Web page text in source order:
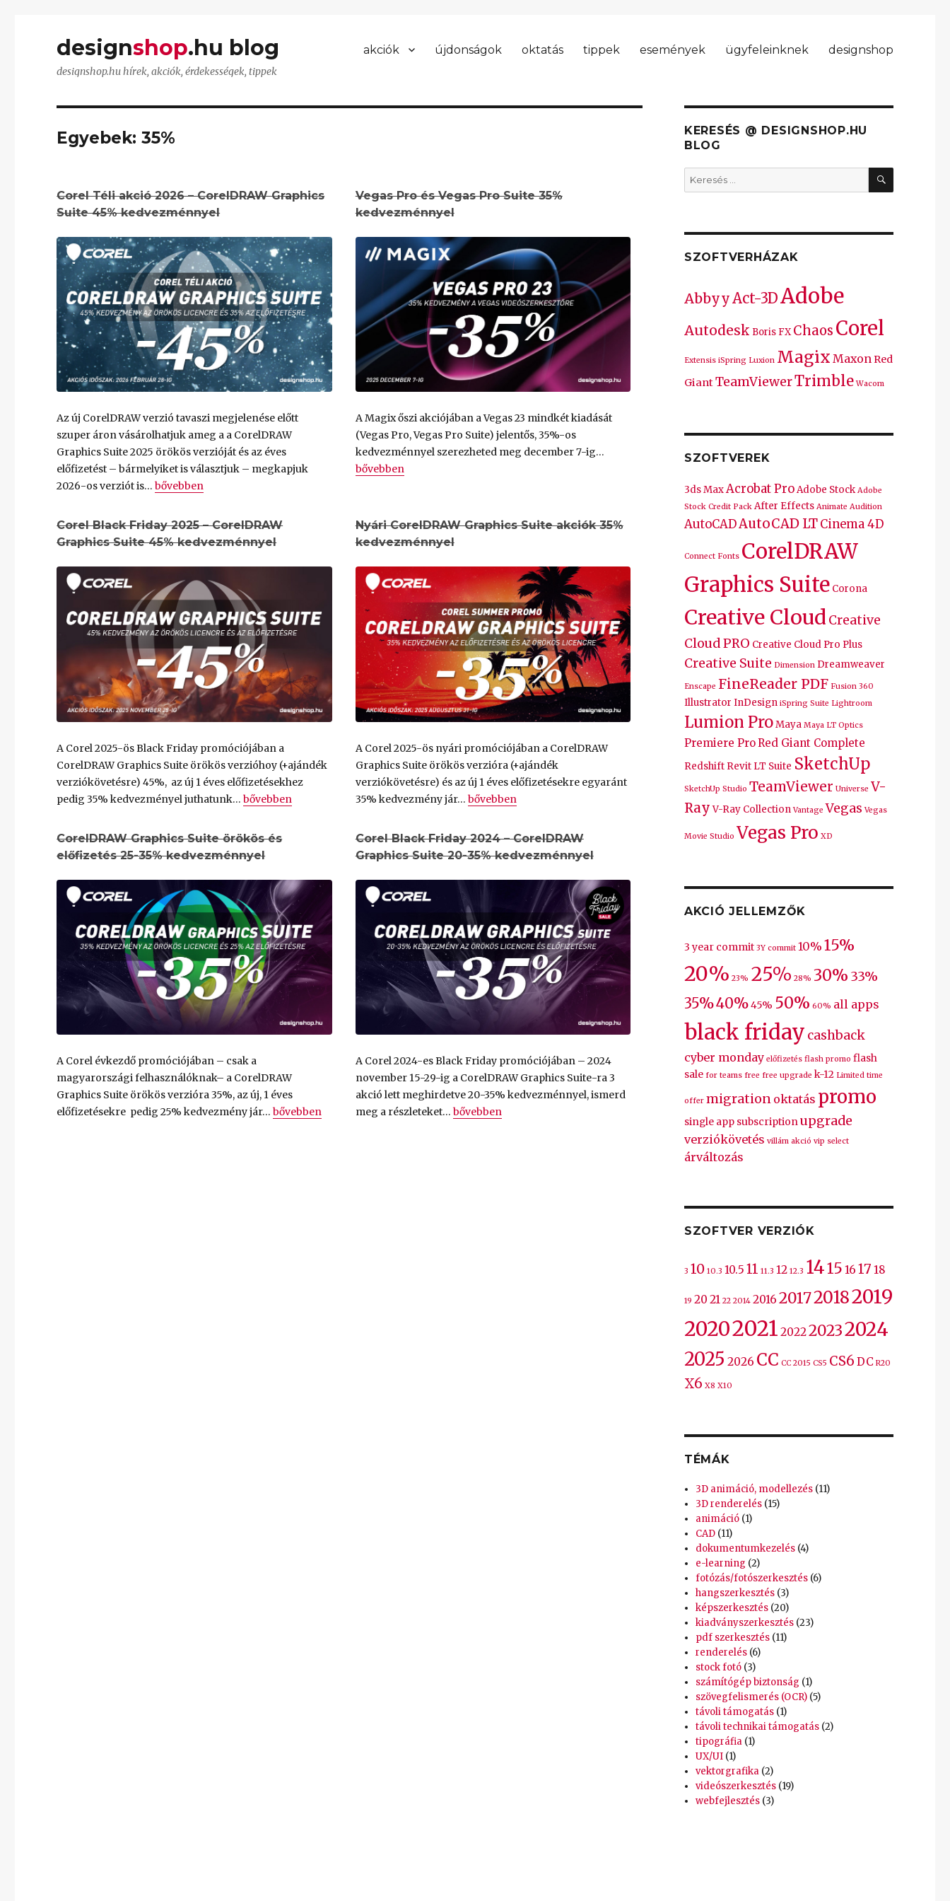
designshop.hu blog
designshop.hu hírek, akciók, érdekességek, tippek
akciók újdonságok oktatás tippek események ügyfeleinknek designshop
Egyebek:35%
Corel Téli akció 2026 – CorelDRAW Graphics
Suite 45% kedvezménnyel
Az új CorelDRAW verzió tavaszi megjelenése előtt
szuper áron vásárolhatjuk ameg a a CorelDRAW
Graphics Suite 2025 örökös verzióját és az éves
előfizetést – bármelyiket is választjuk – megkapjuk
2026-os verziót is…„Corel Téli akció 2026 – CorelDRAW Graphics Suite 45% kedvezménnyel
bővebben
Vegas Pro és Vegas Pro Suite 35%
kedvezménnyel
A Magix őszi akciójában a Vegas 23 mindkét kiadását
(Vegas Pro, Vegas Pro Suite) jelentős, 35%-os
kedvezménnyel szerezheted meg december 7-ig…
„Vegas Pro és Vegas Pro Suite 35% kedvezménnyel
bővebben
Corel Black Friday 2025 – CorelDRAW
Graphics Suite 45% kedvezménnyel
A Corel 2025-ös Black Friday promóciójában a
CorelDRAW Graphics Suite örökös verzióhoy (+ajándék
verziókövetésre) 45%, az új 1 éves előfizetésekhez
pedig 35% kedvezményel juthatunk…„Corel Black Friday 2025 – CorelDRAW Graphics Suite 45% kedvezménnyel
bővebben
Nyári CorelDRAW Graphics Suite akciók 35%
kedvezménnyel
A Corel 2025-ös nyári promóciójában a CorelDRAW
Graphics Suite örökös verzióra (+ajándék
verziókövetésre) és az új 1 éves előfizetésekre egyaránt
35% kedvezmény jár… „Nyári CorelDRAW Graphics Suite akciók 35% kedvezménnyel
bővebben
CorelDRAW Graphics Suite örökös és
előfizetés 25-35% kedvezménnyel
A Corel évkezdő promóciójában – csak a
magyarországi felhasználóknak– a CorelDRAW
Graphics Suite örökös verzióra 35%, az új, 1 éves
előfizetésekre pedig 25% kedvezmény jár…„CorelDRAW Graphics Suite örökös és előfizetés 25-35% kedvezménnyel
bővebben
Corel Black Friday 2024 – CorelDRAW
Graphics Suite 20-35% kedvezménnyel
A Corel 2024-es Black Friday promóciójában – 2024
november 15-29-ig a CorelDRAW Graphics Suite-ra 3
akció lett meghirdetve 20-35% kedvezménnyel, ismerd
meg a részleteket… „Corel Black Friday 2024 – CorelDRAW Graphics Suite 20-35% kedvezménnyel
bővebben
KERESÉS @ DESIGNSHOP.HU
BLOG
Keresés
a
KERESÉS
SZOFTVERHÁZAK
AbbyyAct-3DAdobe
Autodesk Boris FX Chaos Corel
Extensis iSpring Luxion Magix Maxon Red
GiantTeamViewerTrimble Wacom
SZOFTVEREK
3ds MaxAcrobat ProAdobe Stock Adobe
Stock Credit Pack After Effects Animate Audition
AutoCADAutoCAD LTCinema 4D
Connect Fonts CorelDRAW
Graphics Suite Corona
Creative Cloud Creative
Cloud PRO Creative Cloud Pro Plus
Creative Suite Dimension Dreamweaver
Enscape FineReader PDF Fusion 360
Illustrator InDesign iSpring Suite Lightroom
Lumion ProMaya Maya LT Optics
Premiere ProRed Giant Complete
Redshift Revit LT Suite SketchUp
SketchUp Studio TeamViewer Universe V-
Ray V-Ray Collection Vantage Vegas Vegas
Movie Studio Vegas Pro XD
AKCIÓ JELLEMZŐK
3 year commit 3Y commit 10% 15%
20% 23% 25% 28% 30% 33%
35%40%45% 50% 60% all apps
black friday cashback
cyber monday előfizetés flash promo flash
sale for teams free free upgrade k-12 Limited time
offer migration oktatás promo
single app subscription upgrade
verziókövetés villám akció vip select
árváltozás
SZOFTVER VERZIÓK
3 10 10.3 10.5 11 11.3 12 12.3 1415 16 17 18
19 20 21 22 2014 2016 201720182019
20202021 202220232024
2025 2026 CC CC 2015 CS5 CS6 DC R20
X6 X8 X10
TÉMÁK
3D animáció, modellezés (11)
3D renderelés (15)
animáció (1)
CAD (11)
dokumentumkezelés (4)
e-learning (2)
fotózás/fotószerkesztés (6)
hangszerkesztés (3)
képszerkesztés (20)
kiadványszerkesztés (23)
pdf szerkesztés (11)
renderelés (6)
stock fotó (3)
számítógép biztonság (1)
szövegfelismerés (OCR) (5)
távoli támogatás (1)
távoli technikai támogatás (2)
tipográfia (1)
UX/UI (1)
vektorgrafika (2)
videószerkesztés (19)
webfejlesztés (3)